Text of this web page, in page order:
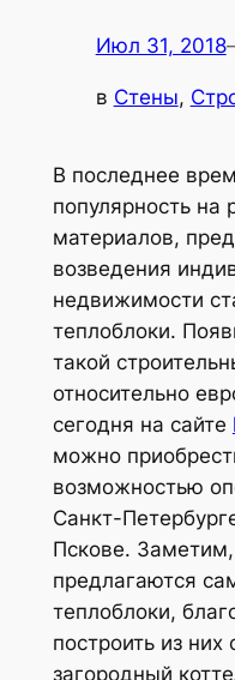
Июл 31, 2018
в Стены,
В последнее
популярность на
материалов,
возведения
недвижимости
теплоблоки.
такой
относительно
сегодня на сайте
можно
возможностью
Санкт-
Пскове.
предлагаются
теплоблоки,
построить из
загородный